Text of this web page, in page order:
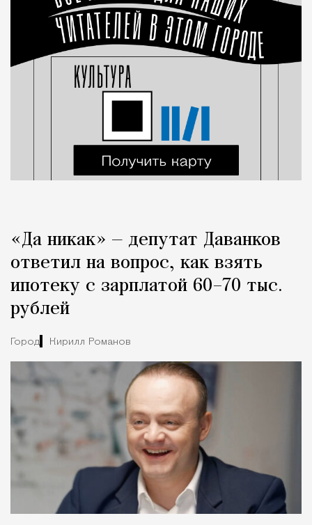
«Да никак» — депутат Даванков
ответил на вопрос, как взять
ипотеку с зарплатой 60–70 тыс.
рублей
Город Кирилл Романов